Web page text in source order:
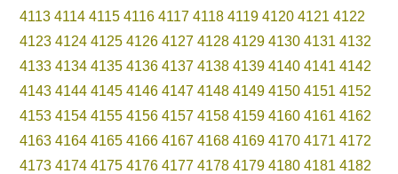
4113 4114 4115 4116 4117 4118 4119 4120 4121 4122
4123 4124 4125 4126 4127 4128 4129 4130 4131 4132
4133 4134 4135 4136 4137 4138 4139 4140 4141 4142
4143 4144 4145 4146 4147 4148 4149 4150 4151 4152
4153 4154 4155 4156 4157 4158 4159 4160 4161 4162
4163 4164 4165 4166 4167 4168 4169 4170 4171 4172
4173 4174 4175 4176 4177 4178 4179 4180 4181 4182